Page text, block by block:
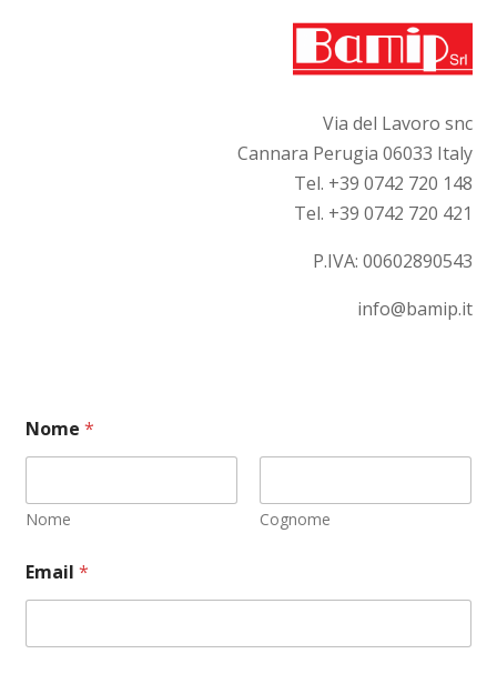
Via del Lavoro snc
Cannara Perugia 06033 Italy
Tel. +39 0742 720 148
Tel. +39 0742 720 421
P.IVA: 00602890543
info@bamip.it
Nome*
Nome Cognome
Email*